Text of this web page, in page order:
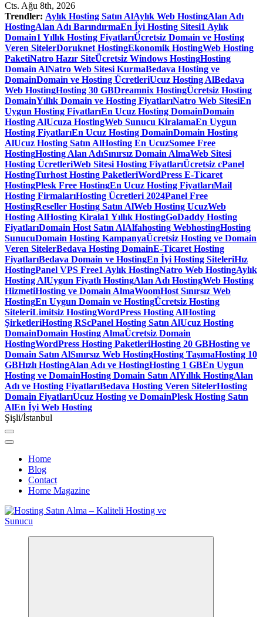
Cts. Ağu 8th, 2026
Trendler: Aylık Hosting Satın AlAylık Web HostingAlan Adı
HostingAlan Adı BarındırmaEn İyi Hosting Sitesi1 Aylık
Domain1 Yıllık Hosting FiyatlarıÜcretsiz Domain ve Hosting
Veren SitelerDoruknet HostingEkonomik HostingWeb Hosting
PaketiNatro Hazır SiteÜcretsiz Windows HostingHosting
Domain AlNatro Web Sitesi KurmaBedava Hosting ve
DomainDomain ve Hosting ÜcretleriUcuz Hosting AlBedava
Web HostingHosting 30 GBDreamnix HostingÜcretsiz Hosting
DomainYıllık Domain ve Hosting FiyatlarıNatro Web SitesiEn
Uygun Hosting FiyatlarıEn Ucuz Hosting DomainDomain
Hosting AlUcuza HostingWeb Sunucu KiralamaEn Uygun
Hosting FiyatlarıEn Ucuz Hosting DomainDomain Hosting
AlUcuz Hosting Satın AlHosting En UcuzSomee Free
HostingHosting Alan AdıSınırsız Domain AlmaWeb Sitesi
Hosting ÜcretleriWeb Sitesi Hosting FiyatlarıÜcretsiz cPanel
HostingTurhost Hosting PaketleriWordPress E-Ticaret
HostingPlesk Free HostingEn Ucuz Hosting FiyatlarıMail
Hosting FirmalarıHosting Ücretleri 2024Panel Free
HostingReseller Hosting Satın AlWeb Hosting UcuzWeb
Hosting AlHosting Kirala1 Yıllık HostingGoDaddy Hosting
FiyatlarıDomain Host Satın AlAlfahosting WebhostingHosting
SunucuDomain Hosting KampanyaÜcretsiz Hosting ve Domain
Veren SitelerBedava Hosting DomainE-Ticaret Hosting
FiyatlarıBedava Domain ve HostingEn İyi Hosting SiteleriHız
HostingPanel VPS Free1 Aylık HostingNatro Web HostingAylık
Hosting AlUygun Fiyatlı HostingAlan Adı HostingWeb Hosting
HizmetiHosting ve Domain AlmaWoomHost Sınırsız Web
HostingEn Uygun Domain ve HostingÜcretsiz Hosting
SiteleriLimitsiz HostingWordPress Hosting AlHosting
ŞirketleriHosting RScPanel Hosting Satın AlUcuz Hosting
DomainDomain Hosting AlmaÜcretsiz Domain
HostingWordPress Hosting PaketleriHosting 20 GBHosting ve
Domain Satın AlSınırsız Web HostingHosting TaşımaHosting 10
GBHızlı HostingAlan Adı ve HostingHosting 1 GBEn Uygun
Hosting ve DomainHosting Domain Satın AlYıllık HostingAlan
Adı ve Hosting FiyatlarıBedava Hosting Veren SitelerHosting
Domain FiyatlarıUcuz Hosting ve DomainPlesk Hosting Satın
AlEn İyi Web Hosting
Şişli/İstanbul
Home
Blog
Contact
Home Magazine